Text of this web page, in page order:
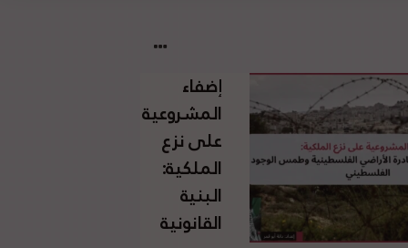
إضفاء
المشروعية
على نزع
الملكية:
البنية
القانونية